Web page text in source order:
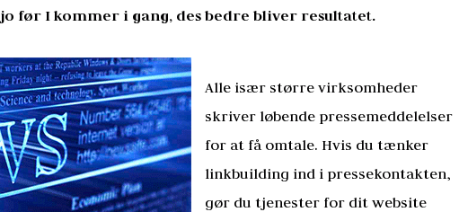
før I kommer i gang, des bedre bliver resultatet.
Alle især større virksomheder
skriver løbende pressemeddelelser
for at få omtale. Hvis du tænker
linkbuilding ind i pressekontakten,
gør du tjenester for dit website